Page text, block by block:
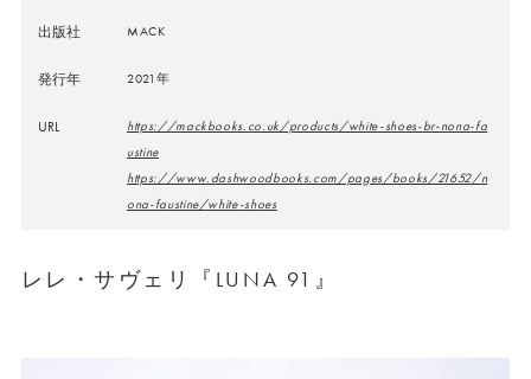
出版社 MACK
発行年 2021年
URL
https://mackbooks.co.uk/products/white-shoes-br-nona-fa
ustine
https://www.dashwoodbooks.com/pages/books/21652/n
ona-faustine/white-shoes
レレ・サヴェリ『LUNA 91』